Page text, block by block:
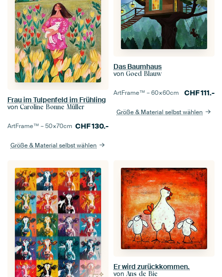
Frau im Tulpenfeld im Frühling
von Caroline Bonne Müller
ArtFrame™ –50×70cm CHF130.-
Größe & Material selbst wählen
Das Baumhaus
von Goed Blauw
ArtFrame™ –60×60cm CHF111.-
Größe & Material selbst wählen
Er wird zurückkommen.
von Ans de Bie